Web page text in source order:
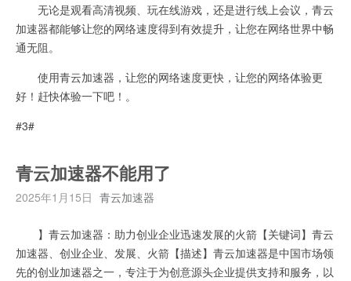
无论是观看高清视频、玩在线游戏，还是进行线上会议，青云
加速器都能够让您的网络速度得到有效提升，让您在网络世界中畅
通无阻。
使用青云加速器，让您的网络速度更快，让您的网络体验更
好！赶快体验一下吧！。
#3#
青云加速器不能用了
2025年1月15日 青云加速器
】青云加速器：助力创业企业迅速发展的火箭【关键词】青云
加速器、创业企业、发展、火箭【描述】青云加速器是中国市场领
先的创业加速器之一，专注于为创意源头企业提供支持和服务，以